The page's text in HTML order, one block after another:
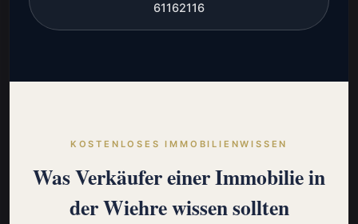
61162116
KOSTENLOSES IMMOBILIENWISSEN
Was Verkäufer einer Immobilie in
der Wiehre wissen sollten